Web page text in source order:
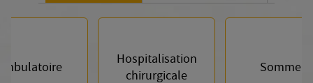
Hospitalisation
chirurgicale
Sommeil